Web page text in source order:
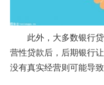
此外，大多数银行
营性贷款后，后期银行
没有真实经营则可能导